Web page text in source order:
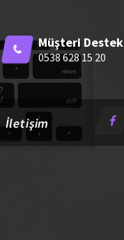
Müşteri Destek
0538 628 15 20
İletişim